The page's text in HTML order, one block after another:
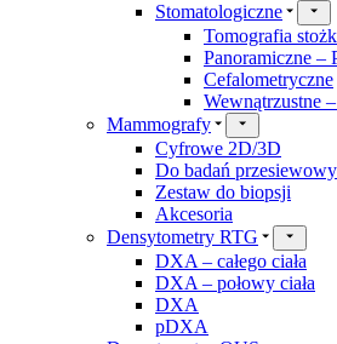
Stomatologiczne
Tomografia
Panoramiczne –
Cefalometryczne
Wewnątrzustne
Mammografy
Cyfrowe 2D/3D
Do badań
Zestaw do biopsji
Akcesoria
Densytometry RTG
DXA – całego ciała
DXA – połowy ciała
DXA
pDXA